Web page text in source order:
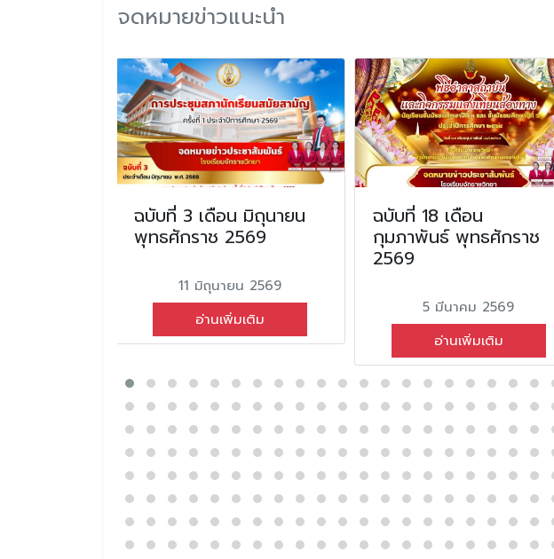
จดหมายข่าวแนะนำ
ฉบับที่ 3 เดือน มิถุนายน
พุทธศักราช 2569
11 มิถุนายน 2569
อ่านเพิ่มเติม
ฉบับที่ 18 เดือน
กุมภาพันธ์ พุทธศักราช
2569
5 มีนาคม 2569
อ่านเพิ่มเติม